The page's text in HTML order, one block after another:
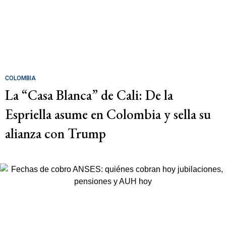
COLOMBIA
La “Casa Blanca” de Cali: De la
Espriella asume en Colombia y sella su
alianza con Trump